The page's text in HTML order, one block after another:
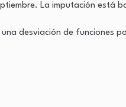
La imputación está
desviación de funciones